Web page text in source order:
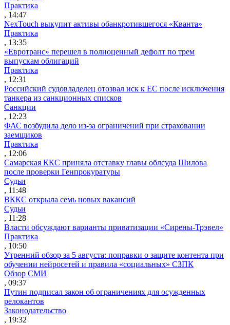
Практика
, 14:47
NexTouch выкупит активы обанкротившегося «Кванта»
Практика
, 13:35
«Евротранс» перешел в полноценный дефолт по трем
выпускам облигаций
Практика
, 12:31
Российский судовладелец отозвал иск к ЕС после исключения
танкера из санкционных списков
Санкции
, 12:23
ФАС возбудила дело из-за ограничений при страховании
заемщиков
Практика
, 12:06
Самарская ККС приняла отставку главы облсуда Шилова
после проверки Генпрокуратуры
Судьи
, 11:48
ВККС открыла семь новых вакансий
Судьи
, 11:28
Власти обсуждают варианты приватизации «Сирены-Трэвел»
Практика
, 10:50
Утренний обзор за 5 августа: поправки о защите контента при
обучении нейросетей и правила «социальных» СЗПК
Обзор СМИ
, 09:37
Путин подписал закон об ограничениях для осужденных
релокантов
Законодательство
, 19:32